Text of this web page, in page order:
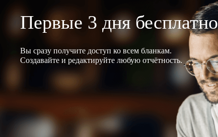
Первые 3 дня бесплатно
Вы сразу получите доступ ко всем бланкам.
Создавайте и редактируйте любую отчётность.